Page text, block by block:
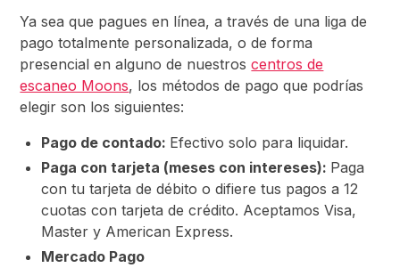
Ya sea que pagues en línea, a través de una liga de
pago totalmente personalizada, o de forma
presencial en alguno de nuestroscentros de
escaneo Moons, los métodos de pago que podrías
elegir son los siguientes:
Pago de contado: Efectivo solo para liquidar.
Paga con tarjeta (meses con intereses): ​​Paga
con tu tarjeta de débito o difiere tus pagos a 12
cuotas con tarjeta de crédito. Aceptamos Visa,
Master y American Express.
Mercado Pago